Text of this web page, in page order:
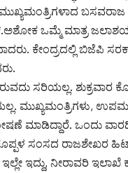
ಮುಖ್ಯಮಂತ್ರಿಗಳಾದ
ಒಮ್ಮೆ ಮಾತ್ರ
ಕೇಂದ್ರದಲ್ಲಿ ಬಿಜೆಪಿ
ಸರಿಯಲ್ಲ. ಶುಕ್ರವಾರ
ಮುಖ್ಯಮಂತ್ರಿಗಳು,
ಮಾಡಿದ್ದಾರೆ. ಒಂದು
ಸಂಸದ ರಾಜಶೇಖರ
ಇದ್ದು, ನೀರಾವರಿ ಇಲಾಖೆ